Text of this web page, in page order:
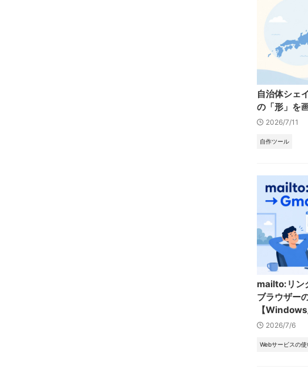
自治体シェ
の「形」を
2026/7/11
自作ツール
mailto:リン
ブラウザー
【
2026/7/6
Webサービスの